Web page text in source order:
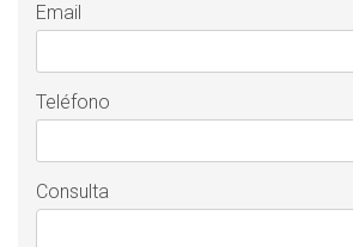
Email
Teléfono
Consulta